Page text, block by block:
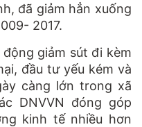
đã giảm hẳn xuống
2017.
giảm sút đi kèm
đầu tư yếu kém và
càng lớn trong xã
DNVVN đóng góp
kinh tế nhiều hơn